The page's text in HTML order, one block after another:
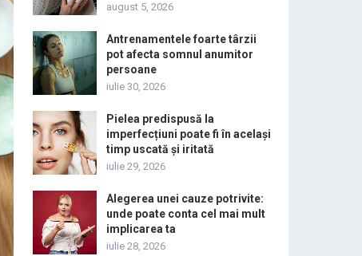
august 5, 2026
Antrenamentele foarte târzii
pot afecta somnul anumitor
persoane
iulie 30, 2026
Pielea predispusă la
imperfecțiuni poate fi în același
timp uscată și iritată
iulie 29, 2026
Alegerea unei cauze potrivite:
unde poate conta cel mai mult
implicarea ta
iulie 28, 2026